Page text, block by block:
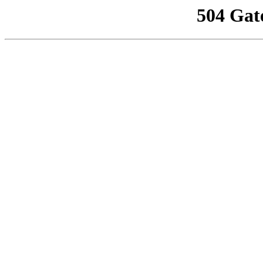
504